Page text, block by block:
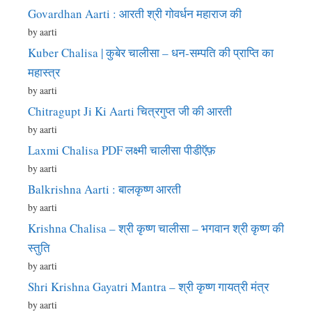
Govardhan Aarti : आरती श्री गोवर्धन महाराज की
by aarti
Kuber Chalisa | कुबेर चालीसा – धन-सम्पति की प्राप्ति का
महास्त्र
by aarti
Chitragupt Ji Ki Aarti चित्रगुप्त जी की आरती
by aarti
Laxmi Chalisa PDF लक्ष्मी चालीसा पीडीऍफ़
by aarti
Balkrishna Aarti : बालकृष्ण आरती
by aarti
Krishna Chalisa – श्री कृष्ण चालीसा – भगवान श्री कृष्ण की
स्तुति
by aarti
Shri Krishna Gayatri Mantra – श्री कृष्ण गायत्री मंत्र
by aarti